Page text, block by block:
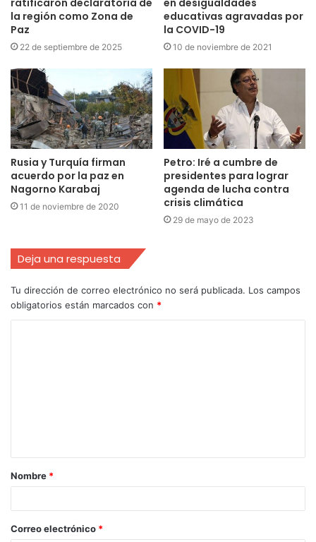
ratificaron declaratoria de
la región como Zona de
Paz
22 de septiembre de 2025
en desigualdades
educativas agravadas por
la COVID-19
10 de noviembre de 2021
Rusia y Turquía firman
acuerdo por la paz en
Nagorno Karabaj
11 de noviembre de 2020
Petro: Iré a cumbre de
presidentes para lograr
agenda de lucha contra
crisis climática
29 de mayo de 2023
Deja una respuesta
Tu dirección de correo electrónico no será publicada. Los campos
obligatorios están marcados con *
Nombre *
Correo electrónico *